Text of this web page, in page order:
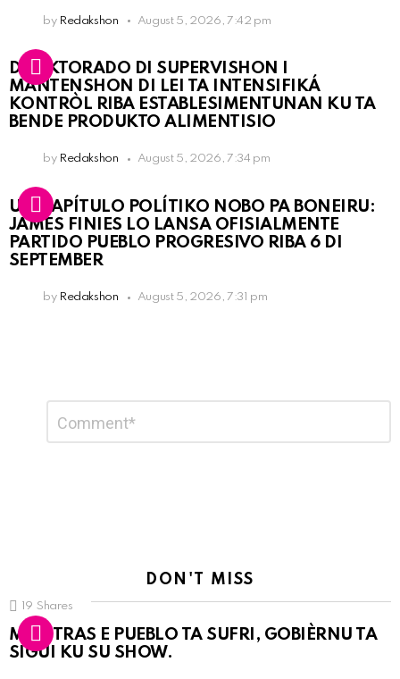
by Redakshon August 5, 2026, 7:42 pm
DIREKTORADO DI SUPERVISHON I
MANTENSHON DI LEI TA INTENSIFIKÁ
KONTRÒL RIBA ESTABLESIMENTUNAN KU TA
BENDE PRODUKTO ALIMENTISIO
by Redakshon August 5, 2026, 7:34 pm
UN KAPÍTULO POLÍTIKO NOBO PA BONEIRU:
JAMES FINIES LO LANSA OFISIALMENTE
PARTIDO PUEBLO PROGRESIVO RIBA 6 DI
SEPTEMBER
by Redakshon August 5, 2026, 7:31 pm
Reply
DON'T MISS
19 Shares
MIENTRAS E PUEBLO TA SUFRI, GOBIÈRNU TA
SIGUI KU SU SHOW.